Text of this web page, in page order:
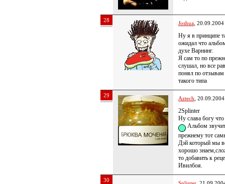
28 Joshua ,
Ну я в принципе
ожидал что
духе Варнинг.
Я сам то по
слушал, но все
понял по отзывам
такого типа
29 Aztech ,
2Splinter
Ну слава богу
Альбом
прежнему тот
Дэй который мы
хорошо
то добавить к
Ивилбоя.
30